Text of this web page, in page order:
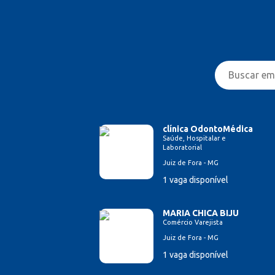
clínica OdontoMédica
Saúde, Hospitalar e
Laboratorial
Juiz de Fora - MG
1 vaga disponível
MARIA CHICA BIJU
Comércio Varejista
Juiz de Fora - MG
1 vaga disponível